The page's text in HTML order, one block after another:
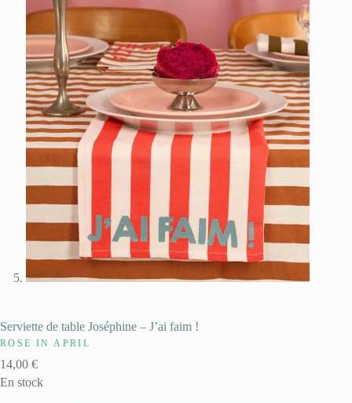
Serviette de table Joséphine – J’ai faim !
ROSE IN APRIL
14,00 €
En stock